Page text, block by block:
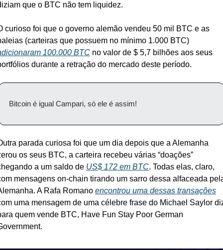
que o BTC não tem liquidez.
curioso foi que o governo alemão vendeu 50 mil BTC e as
100.000 BTC no valor de $ 5,7 bilhões aos seus
durante a retração do mercado deste período.
Bitcoin é igual Campari, só ele é assim!
parada curiosa foi que um dia depois que a Alemanha
os seus BTC, a carteira recebeu várias “doações”
a um saldo de US$ 172 em BTC. Todas elas, claro,
mensagens on-chain tirando um sarro dessa alfaceada
A Rafa Romano encontrou uma dessas transações
uma mensagem de uma célebre frase do Michael Saylor
quem vende BTC, Have Fun Stay Poor German